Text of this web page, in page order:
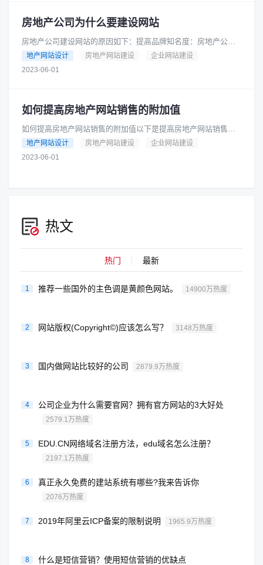
房地产公司为什么要建设网站
房地产公司建设网站的原因如下：提高品牌知名度：房地产公司
可以通过网站宣传自己的品牌形象和特点，提高品牌知名度，增
加曝光率。增加销售渠道：房地......
地产网站设计 房地产网站建设
企业网站建设
2023-06-01
如何提高房地产网站销售的附加值
如何提高房地产网站销售的附加值以下是提高房地产网站销售的
附加值的几个方法：提供专业的房产知识：网站可以提供一些专
业的房产知识，比如税收政策、......
地产网站设计 房地产网站建设
企业网站建设
2023-06-01
热文
热门 最新
1 推荐一些国外的主色调是黄颜色网站。 14900万热度
2 网站版权(Copyright©)应该怎么写？ 3148万热度
3 国内做网站比较好的公司 2879.9万热度
4 公司企业为什么需要官网？拥有官方网站的3大好处
2579.1万热度
5 EDU.CN网络域名注册方法，edu域名怎么注册？
2197.1万热度
6 真正永久免费的建站系统有哪些?我来告诉你
2076万热度
7 2019年阿里云ICP备案的限制说明 1965.9万热度
8 什么是短信营销？使用短信营销的优缺点